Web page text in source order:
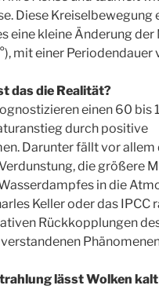
Diese Kreiselbewegung
eine kleine Änderung
mit einer Periodendauer
das die Realität?
einen 60 bis
durch positive
Darunter fällt vor
die größere
in die
Keller oder das IPCC
Rückkopplungen
lässt Wolken